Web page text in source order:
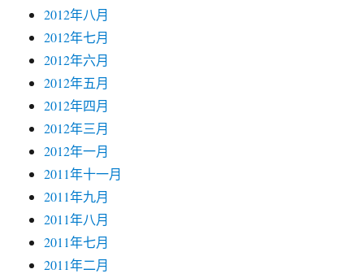
2012年八月
2012年七月
2012年六月
2012年五月
2012年四月
2012年三月
2012年一月
2011年十一月
2011年九月
2011年八月
2011年七月
2011年二月